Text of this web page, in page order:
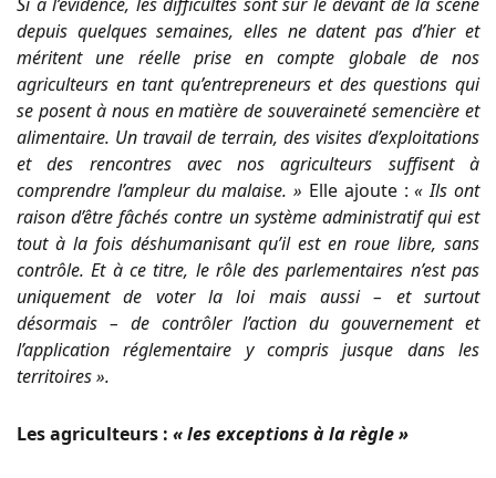
depuis quelques semaines, elles ne datent pas d’hier et
méritent une réelle prise en compte globale de nos
agriculteurs en tant qu’entrepreneurs et des questions qui
se posent à nous en matière de souveraineté semencière et
alimentaire. Un travail de terrain, des visites d’exploitations
et des rencontres avec nos agriculteurs suffisent à
comprendre l’ampleur du malaise. » Elle ajoute :« Ils ont
raison d’être fâchés contre un système administratif qui est
tout à la fois déshumanisant qu’il est en roue libre, sans
contrôle. Et à ce titre, le rôle des parlementaires n’est pas
uniquement de voter la loi mais aussi – et surtout
désormais – de contrôler l’action du gouvernement et
l’application réglementaire y compris jusque dans les
territoires ».
Les agriculteurs : « les exceptions à la règle »